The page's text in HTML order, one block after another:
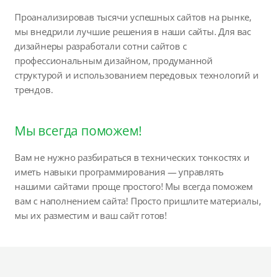
Проанализировав тысячи успешных сайтов на рынке,
мы внедрили лучшие решения в наши сайты. Для вас
дизайнеры разработали сотни сайтов с
профессиональным дизайном, продуманной
структурой и использованием передовых технологий и
трендов.
Мы всегда поможем!
Вам не нужно разбираться в технических тонкостях и
иметь навыки программирования — управлять
нашими сайтами проще простого! Мы всегда поможем
вам с наполнением сайта! Просто пришлите материалы,
мы их разместим и ваш сайт готов!